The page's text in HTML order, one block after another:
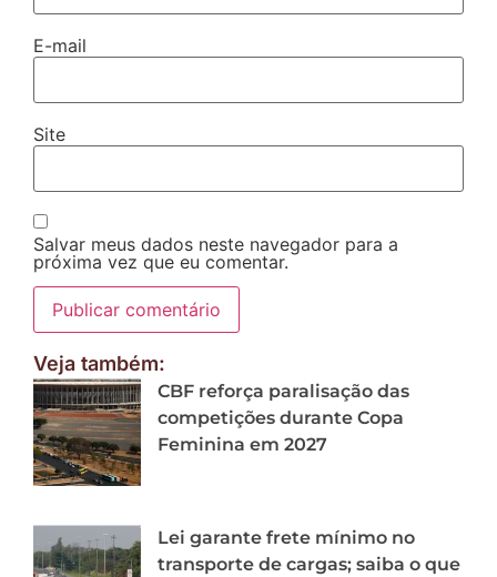
E-mail
Site
Salvar meus dados neste navegador para a
próxima vez que eu comentar.
Veja também:
CBF reforça paralisação das
competições durante Copa
Feminina em 2027
Lei garante frete mínimo no
transporte de cargas; saiba o que